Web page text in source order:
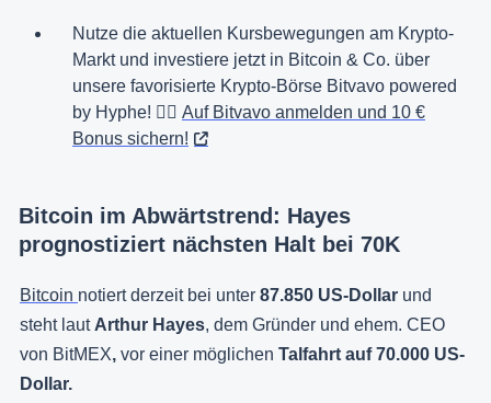
Nutze die aktuellen Kursbewegungen am Krypto-
Markt und investiere jetzt in Bitcoin & Co. über
unsere favorisierte Krypto-Börse Bitvavo powered
by Hyphe! 👉🏻 Auf Bitvavo anmelden und 10 €
Bonus sichern!
Bitcoin im Abwärtstrend: Hayes
prognostiziert nächsten Halt bei 70K
Bitcoin notiert derzeit bei unter 87.850 US-Dollar und
steht laut Arthur Hayes, dem Gründer und ehem. CEO
von BitMEX, vor einer möglichen Talfahrt auf 70.000 US-
Dollar.